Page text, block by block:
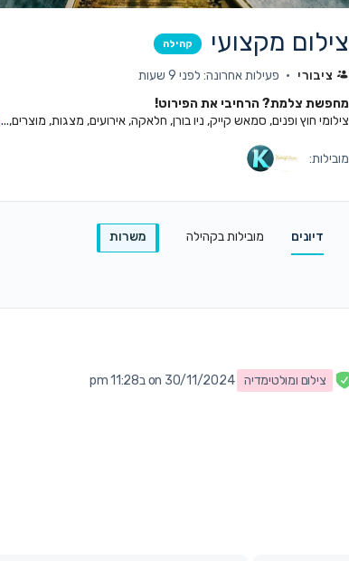
צילום מקצועי קהילה
ציבורי
פעילות אחרונה: לפני 9 שעות
מחפשת צלמת? הרחיבי את הפירוט!
צילומי חוץ ופנים, סמאש קייק, ניו בורן, חלאקה, אירועים, מצגות, מוצרים,...
מובילות:
דיונים מובילות בקהילה משרות
צילום ומולטימדיה on 30/11/2024 ב11:28 pm